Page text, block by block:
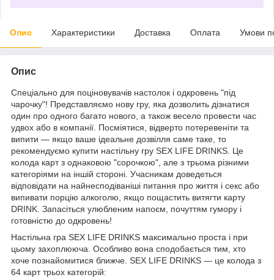
Опис Характеристики Доставка Оплата Умови
Опис
Спеціально для поціновувачів настолок і одкровень "під
чарочку"! Представляємо нову гру, яка дозволить дізнатися
один про одного багато нового, а також весело провести час
удвох або в компанії. Посміятися, відверто потеревеніти та
випити — якщо ваше ідеальне дозвілля саме таке, то
рекомендуємо купити настільну гру SEX LIFE DRINKS. Це
колода карт з однаковою "сорочкою", але з трьома різними
категоріями на іншій стороні. Учасникам доведеться
відповідати на найнесподіваніші питання про життя і секс або
випивати порцію алкоголю, якщо пощастить витягти карту
DRINK. Запасіться улюбленим напоєм, почуттям гумору і
готовністю до одкровень!
Настільна гра SEX LIFE DRINKS максимально проста і при
цьому захоплююча. Особливо вона сподобається тим, хто
хоче познайомитися ближче. SEX LIFE DRINKS — це колода з
64 карт трьох категорій: